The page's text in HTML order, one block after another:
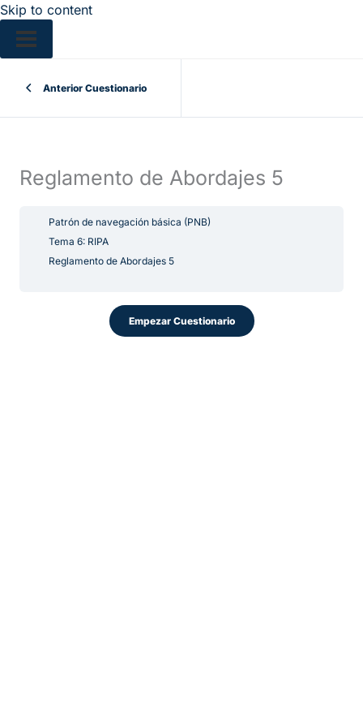
Skip to content
Anterior Cuestionario
Reglamento de Abordajes 5
Patrón de navegación básica (PNB)
Tema 6: RIPA
Reglamento de Abordajes 5